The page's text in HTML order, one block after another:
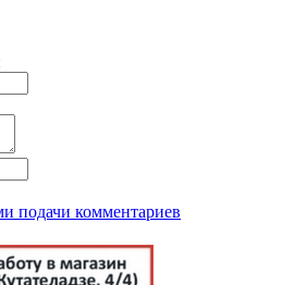
подачи комментариев